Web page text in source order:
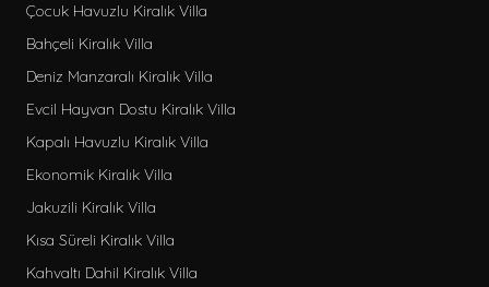
Özellikler
Min 3 Gece kiralanabilir
Min 4 Gece kiralanabilir
Bebek Yatağı
Mama sandalyesi
Salıncak
Langırt
Bilardo
Masa tenisi
Çocuk Havuzlu Kiralık Villa
Bahçeli Kiralık Villa
Deniz Manzaralı Kiralık Villa
Evcil Hayvan Dostu Kiralık Villa
Kapalı Havuzlu Kiralık Villa
Ekonomik Kiralık Villa
Jakuzili Kiralık Villa
Kısa Süreli Kiralık Villa
Kahvaltı Dahil Kiralık Villa